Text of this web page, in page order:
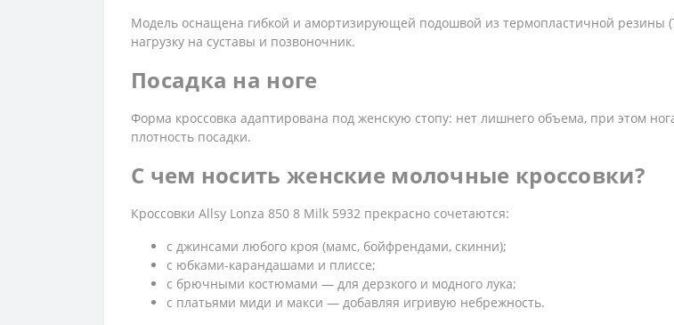
Модель оснащена гибкой и амортизирующей подошвой из термопластичной резины
нагрузку на суставы и позвоночник.
Посадка на ноге
Форма кроссовка адаптирована под женскую стопу: нет лишнего объема, при этом
плотность посадки.
С чем носить женские молочные кроссовки?
Кроссовки Allsy Lonza 850 8 Milk 5932 прекрасно сочетаются:
с джинсами любого кроя (мамс, бойфрендами, скинни);
с юбками-карандашами и плиссе;
с брючными костюмами — для дерзкого и модного лука;
с платьями миди и макси — добавляя игривую небрежность.